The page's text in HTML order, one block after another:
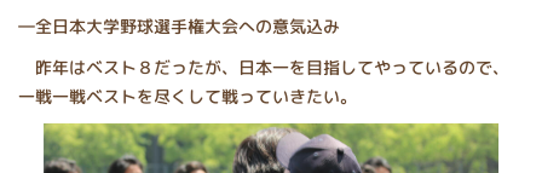
―全日本大学野球選手権大会への意気込み
昨年はベスト８だったが、日本一を目指してやっているので、
一戦一戦ベストを尽くして戦っていきたい。